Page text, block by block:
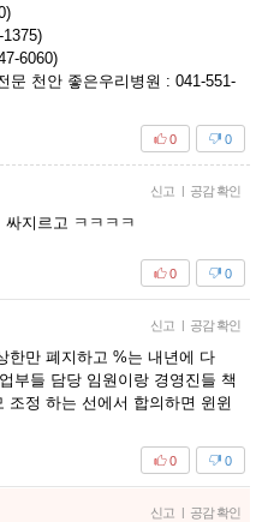
6060)
문 천안 좋은우리병원 : 041-551-
0
0
신고 | 공감 확인
지르고 ㅋㅋㅋㅋ
0
0
신고 | 공감 확인
한만 폐지하고 %는 내년에 다
부들 담당 임원이랑 경영진들 책
조정 하는 선에서 합의하면 윈윈
0
0
신고 | 공감 확인